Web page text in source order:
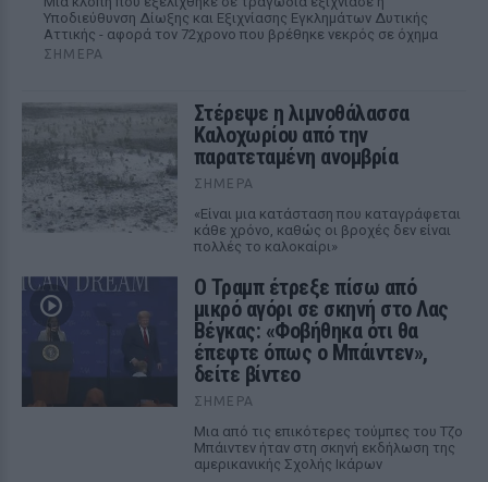
Υποδιεύθυνση Δίωξης και Εξιχνίασης Εγκλημάτων Δυτικής
Αττικής - αφορά τον 72χρονο που βρέθηκε νεκρός σε όχημα
ΣΉΜΕΡΑ
Στέρεψε η λιμνοθάλασσα
Καλοχωρίου από την
παρατεταμένη ανομβρία
ΣΉΜΕΡΑ
«Είναι μια κατάσταση που καταγράφεται
κάθε χρόνο, καθώς οι βροχές δεν είναι
πολλές το καλοκαίρι»
Ο Τραμπ έτρεξε πίσω από
μικρό αγόρι σε σκηνή στο Λας
Βέγκας: «Φοβήθηκα ότι θα
έπεφτε όπως ο Μπάιντεν»,
δείτε βίντεο
ΣΉΜΕΡΑ
Μια από τις επικότερες τούμπες του Τζο
Μπάιντεν ήταν στη σκηνή εκδήλωση της
αμερικανικής Σχολής Ικάρων